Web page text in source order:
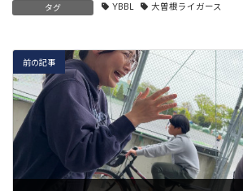
タグ YBBL 大曽根ライガース
前の記事